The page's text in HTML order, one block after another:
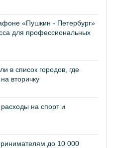
«Пушкин - Петербург»
для профессиональных
в список городов, где
вторичку
на спорт и
до 10 000